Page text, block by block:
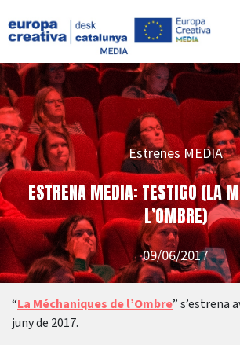
Estrenes MEDIA
ESTRENA MEDIA: TESTIGO (LA
L’OMBRE)
09/06/2017
“La Méchaniques de l’Ombre” s’estrena
juny de 2017.